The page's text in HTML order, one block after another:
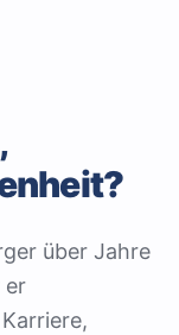
über Jahre
er